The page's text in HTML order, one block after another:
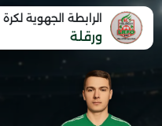
الرابطة الجهوية
ورقلة